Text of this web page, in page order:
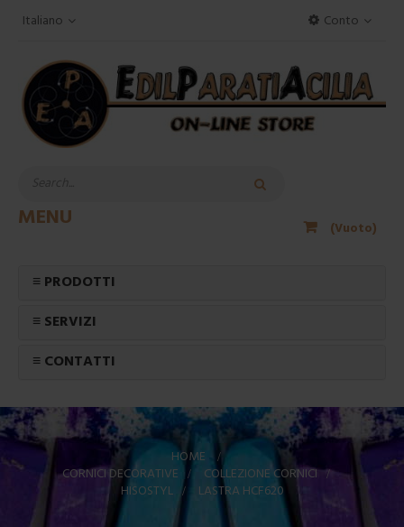
Conto
Italiano
(Vuoto)
MENU
≡ PRODOTTI
≡ SERVIZI
≡ CONTATTI
HOME
>
CORNICI DECORATIVE > COLLEZIONE CORNICI >
HISOSTYL > LASTRA HCF620